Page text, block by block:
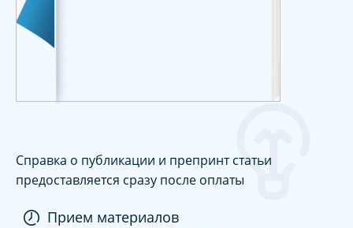
Справка о публикации и препринт статьи
предоставляется сразу после оплаты
Прием материалов